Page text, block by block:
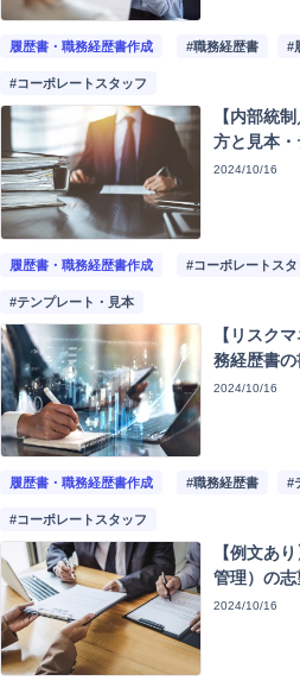
動画ギャラリー
履歴書・職務経歴書作成 #職務経歴書 #
#コーポレートスタッフ
【内部統
方と見本
2024/10/16
履歴書・職務経歴書作成 #コーポレートスタ
#テンプレート・見本
【リスク
務経歴書
ウンロード
2024/10/16
履歴書・職務経歴書作成 #職務経歴書 #
#コーポレートスタッフ
【例文あ
管理）の
おきたいポ
2024/10/16